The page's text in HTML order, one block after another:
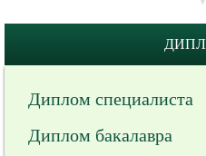
Диплом специалиста
Диплом бакалавра